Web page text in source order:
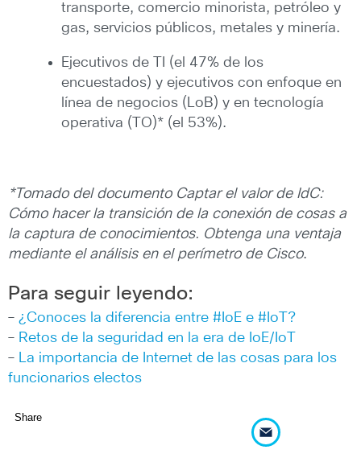
transporte, comercio minorista, petróleo y
gas, servicios públicos, metales y minería.
Ejecutivos de TI (el 47% de los
encuestados) y ejecutivos con enfoque en
línea de negocios (LoB) y en tecnología
operativa (TO)* (el 53%).
*Tomado del documento Captar el valor de IdC:
Cómo hacer la transición de la conexión de cosas a
la captura de conocimientos. Obtenga una ventaja
mediante el análisis en el perímetro de Cisco.
Para seguir leyendo:
– ¿Conoces la diferencia entre #IoE e #IoT?
– Retos de la seguridad en la era de IoE/IoT
– La importancia de Internet de las cosas para los
funcionarios electos
Share